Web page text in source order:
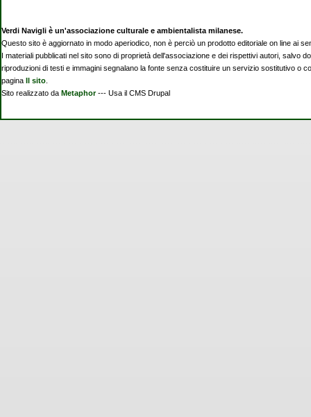
Verdi Navigli è un'associazione culturale e ambientalista milanese.
Questo sito è aggiornato in modo aperiodico, non è perciò un prodotto editoriale on line ai
I materiali pubblicati nel sito sono di proprietà dell'associazione e dei rispettivi autori, salvo
riproduzioni di testi e immagini segnalano la fonte senza costituire un servizio sostitutivo o
pagina Il sito
Sito realizzato da Metaphor--- Usa il CMS Drupal